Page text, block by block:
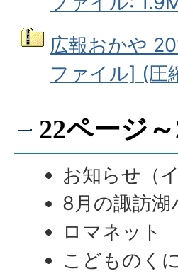
広報おかや
ファイル] (圧
22ページ
お知らせ（
8月の諏訪湖
ロマネット
こどものく